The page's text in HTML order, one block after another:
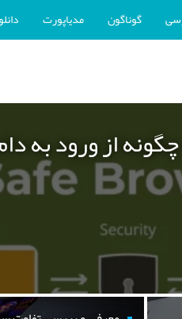
گوناگون مدیاپورت
از ورود